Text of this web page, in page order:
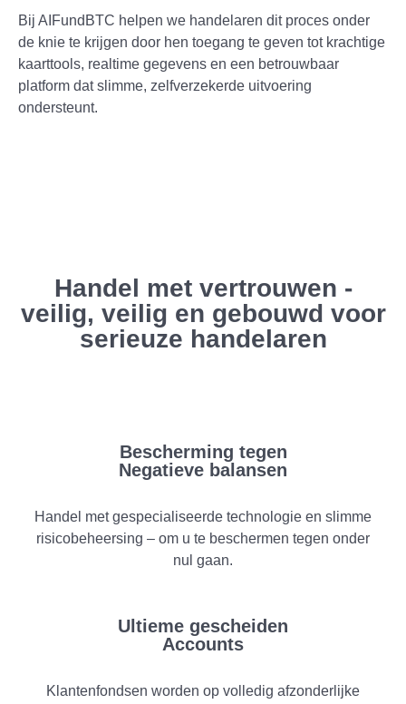
Bij AIFundBTC helpen we handelaren dit proces onder
de knie te krijgen door hen toegang te geven tot krachtige
kaarttools, realtime gegevens en een betrouwbaar
platform dat slimme, zelfverzekerde uitvoering
ondersteunt.
Handel met vertrouwen -
veilig, veilig en gebouwd voor
serieuze handelaren
Bescherming tegen
Negatieve balansen
Handel met gespecialiseerde technologie en slimme
risicobeheersing – om u te beschermen tegen onder
nul gaan.
Ultieme gescheiden
Accounts
Klantenfondsen worden op volledig afzonderlijke